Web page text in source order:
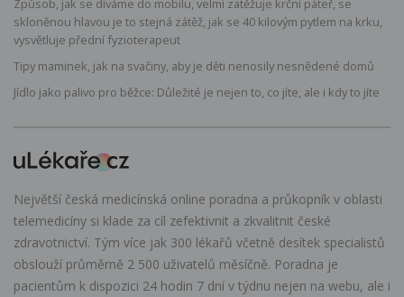
Způsob, jak se díváme do mobilu, velmi zatěžuje krční páteř, se
skloněnou hlavou je to stejná zátěž, jak se 40 kilovým pytlem na krku,
vysvětluje přední fyzioterapeut
Tipy maminek, jak na svačiny, aby je děti nenosily nesnědené domů
Jídlo jako palivo pro běžce: Důležité je nejen to, co jíte, ale i kdy to jíte
Největší česká medicínská online poradna a průkopník v oblasti
telemedicíny si klade za cíl zefektivnit a zkvalitnit české
zdravotnictví. Tým více jak 300 lékařů včetně desítek specialistů
obslouží průměrně 2 500 uživatelů měsíčně. Poradna je
pacientům k dispozici 24 hodin 7 dní v týdnu nejen na webu, ale i